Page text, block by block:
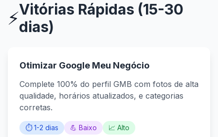
⚡Vitórias Rápidas (15-30
dias)
Otimizar Google Meu Negócio
Complete 100% do perfil GMB com fotos de alta
qualidade, horários atualizados, e categorias
corretas.
⏱️ 1-2 dias 💪 Baixo 📈 Alto